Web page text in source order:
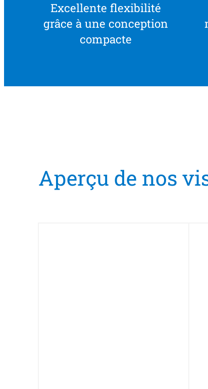
Excellente flexibilité
grâce à une conception
compacte
Aperçu de nos